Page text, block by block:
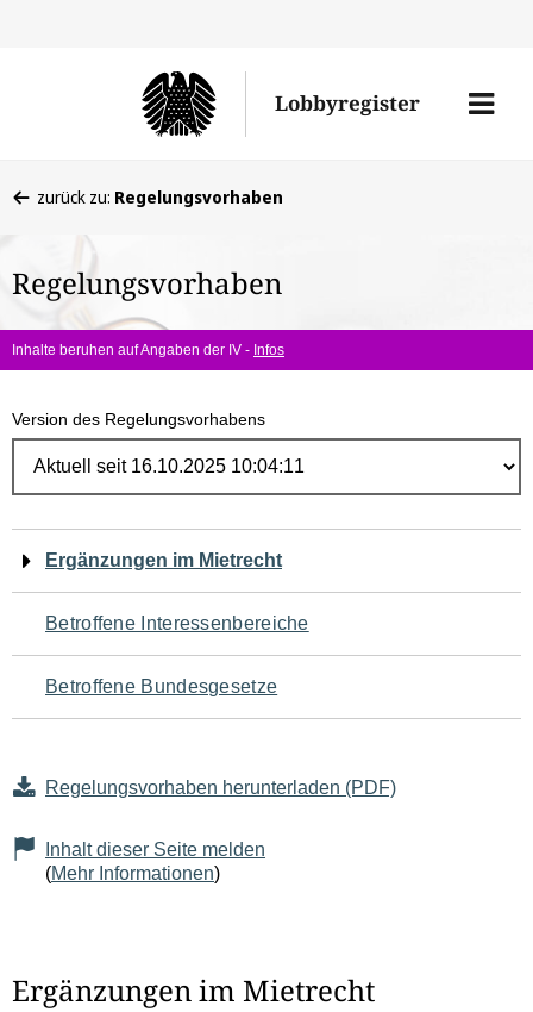
Lobbyregister
Menü
befinden
hier:
zurück zu: Regelungsvorhaben
Regelungsvorhaben
Inhalte beruhen auf Angaben der IV - Infos
Version des Regelungsvorhabens
Navigation
für
den
Seiteninhalt
Ergänzungen im Mietrecht
Betroffene Interessenbereiche
Betroffene Bundesgesetze
Regelungsvorhaben herunterladen (PDF)
Inhalt dieser Seite melden
(Mehr Informationen)
Ergänzungen im Mietrecht